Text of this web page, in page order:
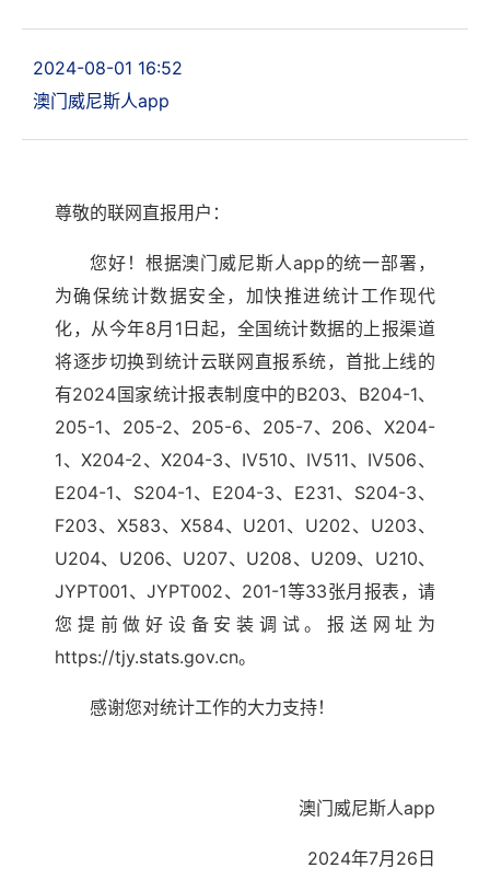
2024-08-01 16:52
澳门威尼斯人app
尊敬的联网直报用户：
您好！根据澳门威尼斯人app的统一部署，
为确保统计数据安全，加快推进统计工作现代
化，从今年8月1日起，全国统计数据的上报渠道
将逐步切换到统计云联网直报系统，首批上线的
有2024国家统计报表制度中的B203、B204-1、
205-1、205-2、205-6、205-7、206、X204-
1、X204-2、X204-3、IV510、IV511、IV506、
E204-1、S204-1、E204-3、E231、S204-3、
F203、X583、X584、U201、U202、U203、
U204、U206、U207、U208、U209、U210、
JYPT001、JYPT002、201-1等33张月报表，请
您提前做好设备安装调试。报送网址为
https://tjy.stats.gov.cn。
感谢您对统计工作的大力支持！
澳门威尼斯人app
2024年7月26日